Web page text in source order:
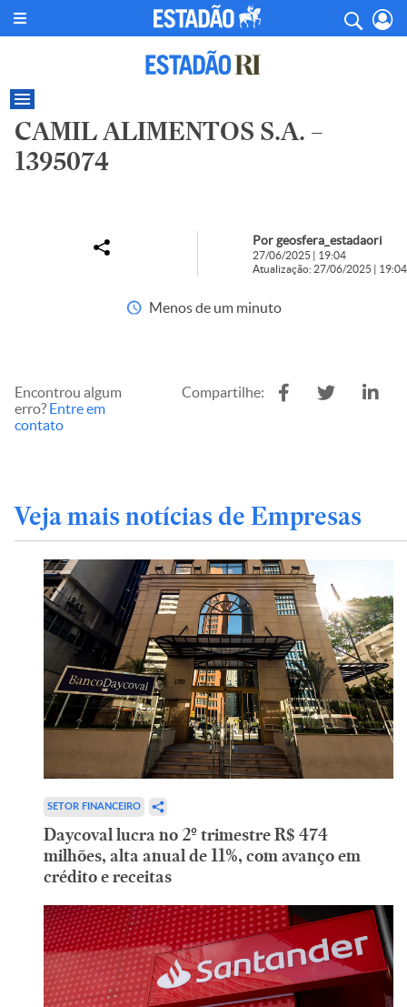
CAMIL ALIMENTOS S.A. –
1395074
Por geosfera_estadaori
27/06/2025 | 19:04
Atualização: 27/06/2025 | 19:04
Menos de um minuto
Encontrou algum
erro? Entre em
contato
Compartilhe:
Veja mais notícias de Empresas
SETOR FINANCEIRO
Daycoval lucra no 2º trimestre R$ 474
milhões, alta anual de 11%, com avanço em
crédito e receitas